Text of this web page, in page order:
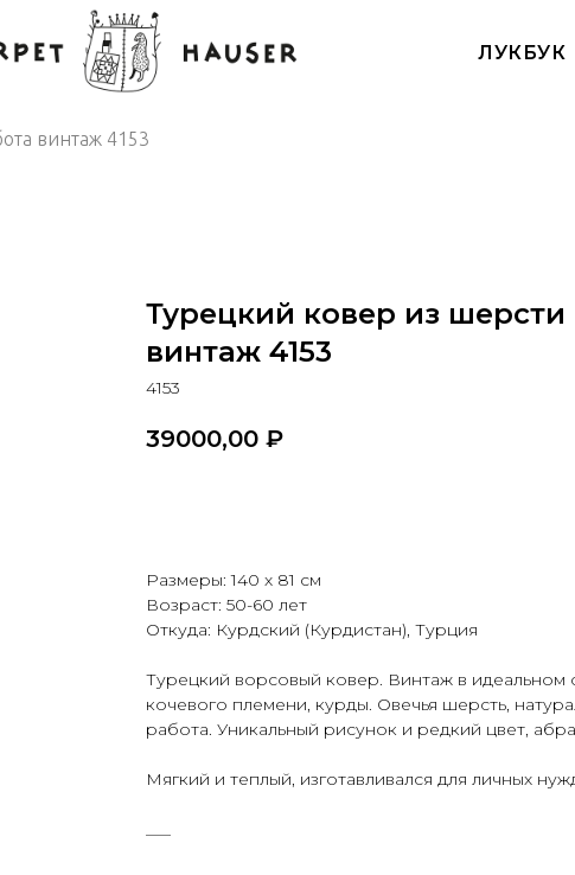
ЛУКБУК
винтаж 4153
Турецкий ковер из шерсти
винтаж 4153
4153
39000,00 ₽
Размеры: 140 х 81 см
Возраст: 50-60 лет
Откуда: Курдский (Курдистан), Турция
Турецкий ворсовый ковер. Винтаж в идеальном
кочевого племени, курды. Овечья шерсть,
работа. Уникальный рисунок и редкий цвет,
Мягкий и теплый, изготавливался для личных